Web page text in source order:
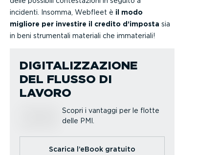
incidenti. Insomma, Webfleet è il modo
migliore per investire il credito d’imposta sia
in beni strumentali materiali che immateriali!
DIGITALIZZAZIONE
DEL FLUSSO DI
LAVORO
Scopri i vantaggi per le flotte
delle PMI.
Scarica l’eBook gratuito